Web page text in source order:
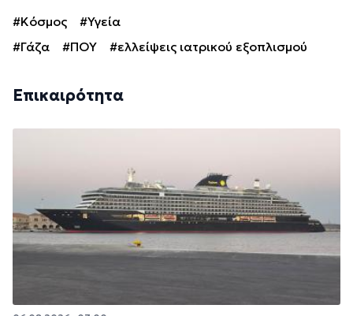
#Κόσμος
#Υγεία
#Γάζα
#ΠΟΥ #ελλείψεις ιατρικού εξοπλισμού
Επικαιρότητα